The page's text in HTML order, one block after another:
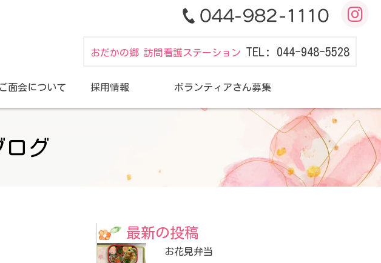
おだかの郷 訪問看護ステーション TEL: 044-948-5528
ご面会について 採用情報 ボランティアさん募集
ログ
最新の投稿
お花見弁当